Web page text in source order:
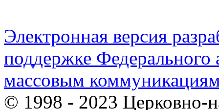
Электронная версия
поддержке Федерального
массовым
© 1998 - 2023 Церковно-